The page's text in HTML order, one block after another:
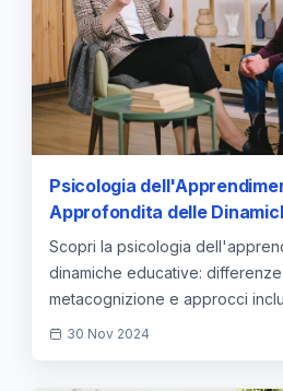
Psicologia
Approfondita delle
Scopri la psicologia
dinamiche educative: differenze
metacognizione e approcci
30 Nov 2024